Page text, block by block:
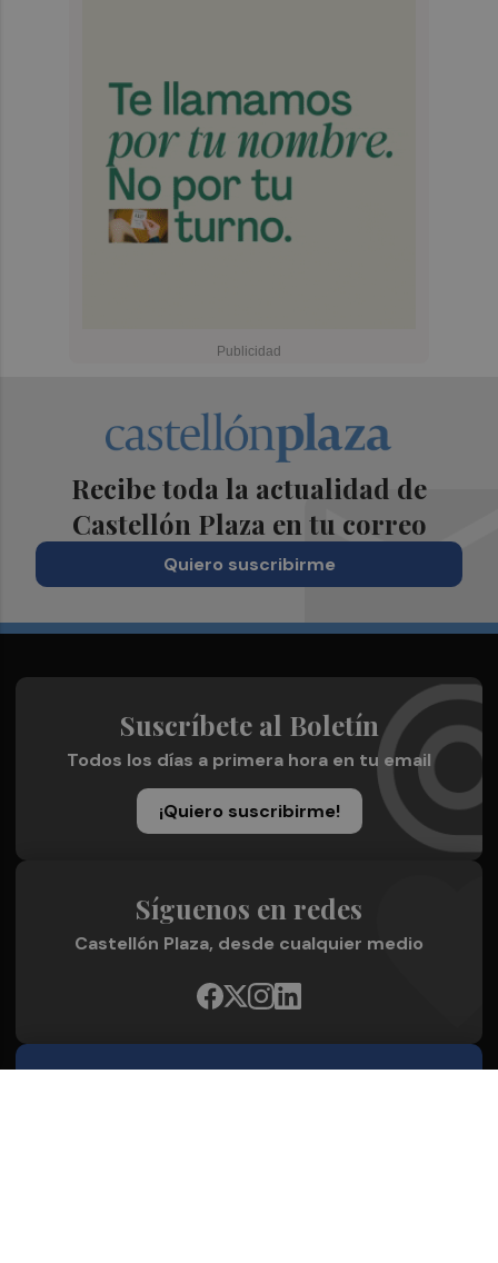
Recibe toda la actualidad de
Castellón Plaza en tu correo
Quiero suscribirme
Suscríbete al Boletín
Todos los días a primera hora en tu email
¡Quiero suscribirme!
Síguenos en redes
Castellón Plaza, desde cualquier medio